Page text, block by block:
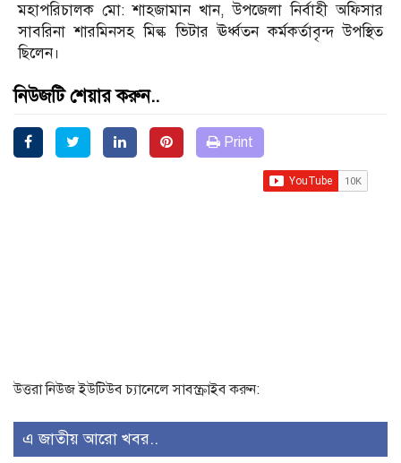
মহাপরিচালক মো: শাহজামান খান, উপজেলা নির্বাহী অফিসার
সাবরিনা শারমিনসহ মিল্ক ভিটার ঊর্ধ্বতন কর্মকর্তাবৃন্দ উপস্থিত
ছিলেন।
নিউজটি শেয়ার করুন..
Print
উত্তরা নিউজ ইউটিউব চ্যানেলে সাবস্ক্রাইব করুন:
এ জাতীয় আরো খবর..